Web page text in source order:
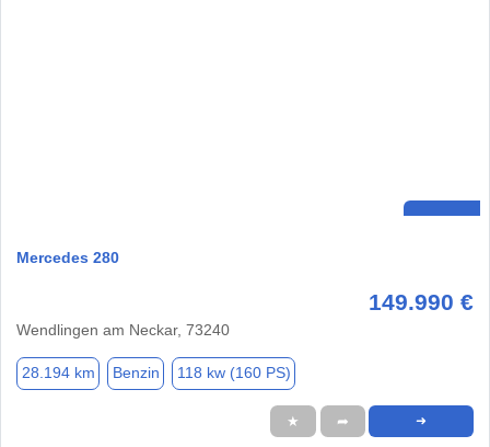
Mercedes 280
149.990 €
Wendlingen am Neckar, 73240
28.194 km Benzin 118 kw (160 PS)
★ ➦ ➜